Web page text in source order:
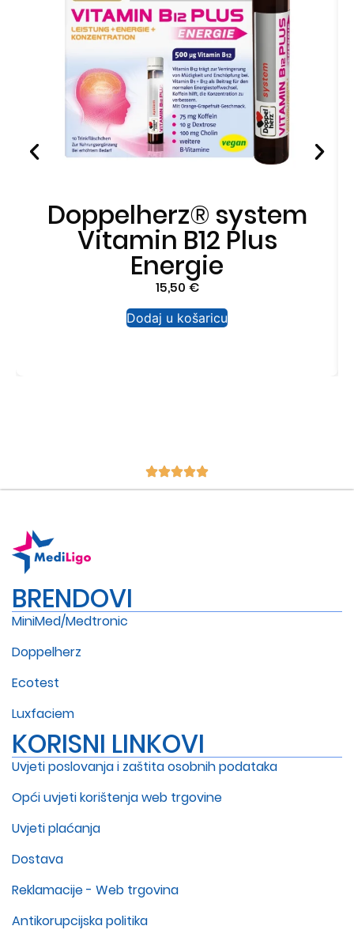
Doppelherz® system
Vitamin B12 Plus
Energie
15,50 €
Dodaj u košaricu
BRENDOVI
MiniMed/Medtronic
Doppelherz
Ecotest
Luxfaciem
KORISNI LINKOVI
Uvjeti poslovanja i zaštita osobnih podataka
Opći uvjeti korištenja web trgovine
Uvjeti plaćanja
Dostava
Reklamacije - Web trgovina
Antikorupcijska politika